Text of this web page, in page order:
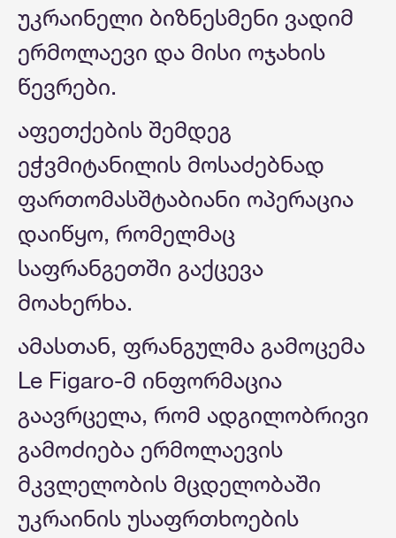
უკრაინელი ბიზნესმენი ვადიმ
ერმოლაევი და მისი ოჯახის
წევრები.
აფეთქების შემდეგ
ეჭვმიტანილის მოსაძებნად
ფართომასშტაბიანი ოპერაცია
დაიწყო, რომელმაც
საფრანგეთში გაქცევა
მოახერხა.
ამასთან, ფრანგულმა გამოცემა
Le Figaro-მ ინფორმაცია
გაავრცელა, რომ ადგილობრივი
გამოძიება ერმოლაევის
მკვლელობის მცდელობაში
უკრაინის უსაფრთხოების